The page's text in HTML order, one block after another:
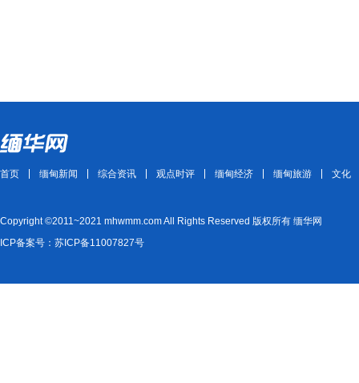
首页 缅甸新闻 综合资讯 观点时评 缅甸经济 缅甸旅游 文化
Copyright ©2011~2021 mhwmm.com All Rights Reserved 版权所有 缅华网
ICP备案号：苏ICP备11007827号